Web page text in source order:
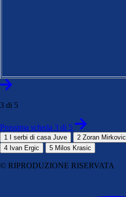
3 di 5
Prossima scheda 3 di 5
1 I serbi di casa Juve 2 Zoran Mirkovic
4 Ivan Ergic 5 Milos Krasic
© RIPRODUZIONE RISERVATA